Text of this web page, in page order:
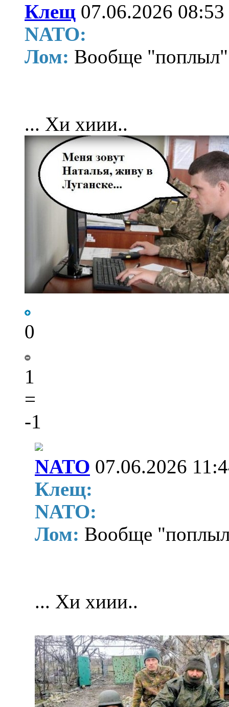
Клещ 07.06.2026 08:53
NATO:
Лом: Вообще "поплыл"
... Хи хиии..
0
1
=
-1
NATO 07.06.2026
Клещ:
NATO:
Лом: Вообще
... Хи хиии..